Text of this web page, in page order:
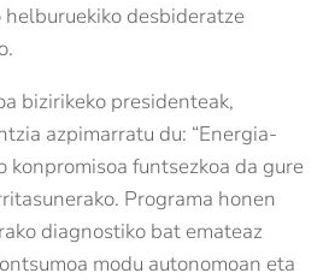
desbideratze
bizirikeko presidenteak,
azpimarratu du: “Energia-
konpromisoa funtsezkoa da gure
Programa honen
diagnostiko bat emateaz
modu autonomoan eta